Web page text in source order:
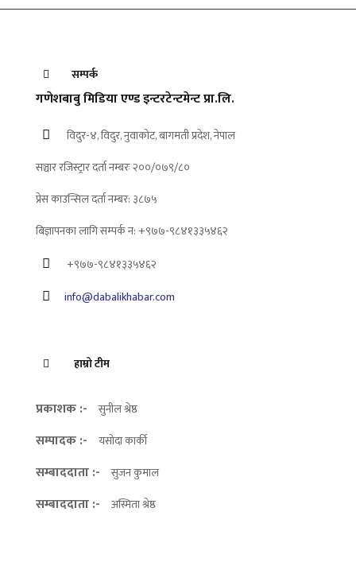
सम्पर्क
गणेशबाबु मिडिया एण्ड इन्टरटेन्टमेन्ट प्रा.लि.
विदुर-४, विदुर, नुवाकोट, बागमती प्रदेश, नेपाल
सञ्चार रजिस्ट्रार दर्ता नम्बरः २००/०७९/८०
प्रेस काउन्सिल दर्ता नम्बर: ३८७५
बिज्ञापनका लागि सम्पर्क न: +९७७-९८४१३३५४६२
+९७७-९८४१३३५४६२
info@dabalikhabar.com
हाम्रो टीम
प्रकाशक :- सुनील श्रेष्ठ
सम्पादक :- यसोदा कार्की
सम्बाददाता :- सुजन कुमाल
सम्बाददाता :- अस्मिता श्रेष्ठ